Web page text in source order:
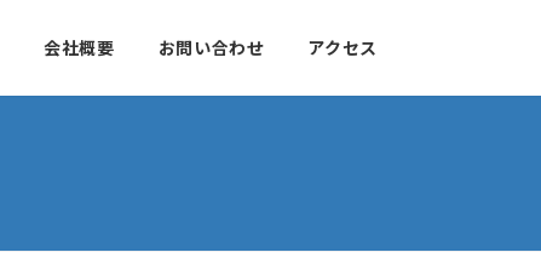
会社概要 お問い合わせ アクセス